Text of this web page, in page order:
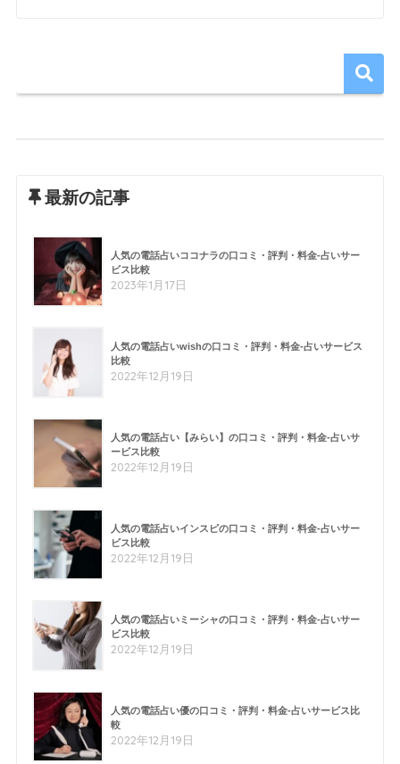
最新の記事
人気の電話占いココナラの口コミ・評判・料金-占いサー
ビス比較
2023年1月17日
人気の電話占いwishの口コミ・評判・料金-占いサービス
比較
2022年12月19日
人気の電話占い【みらい】の口コミ・評判・料金-占いサ
ービス比較
2022年12月19日
人気の電話占いインスピの口コミ・評判・料金-占いサー
ビス比較
2022年12月19日
人気の電話占いミーシャの口コミ・評判・料金-占いサー
ビス比較
2022年12月19日
人気の電話占い優の口コミ・評判・料金-占いサービス比
較
2022年12月19日